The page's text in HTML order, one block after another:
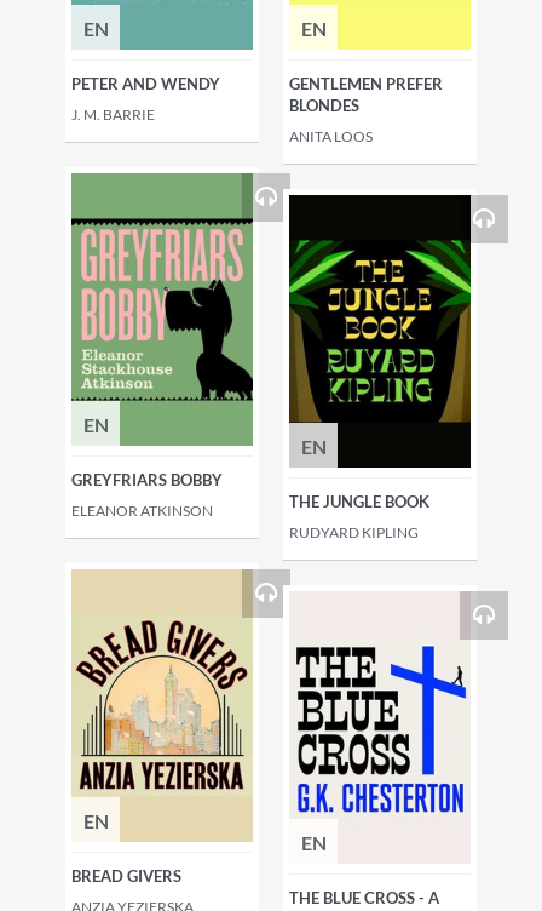
EN
PETER AND WENDY
J. M. BARRIE
EN
GENTLEMEN PREFER
BLONDES
ANITA LOOS
EN
GREYFRIARS BOBBY
ELEANOR ATKINSON
EN
THE JUNGLE BOOK
RUDYARD KIPLING
EN
BREAD GIVERS
ANZIA YEZIERSKA
EN
THE BLUE CROSS - A